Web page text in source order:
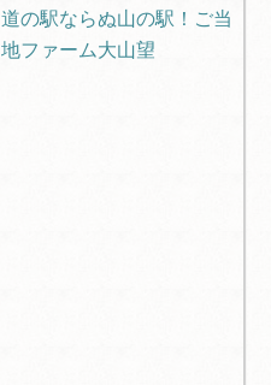
道の駅ならぬ山の駅！ご当
地ファーム大山望